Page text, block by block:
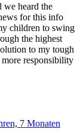
heard the
for this info
children to swing
the highest
to my tough
responsibility
7 Monaten